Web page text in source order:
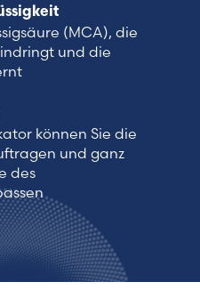
(MCA), die
und die
können Sie die
und ganz
des